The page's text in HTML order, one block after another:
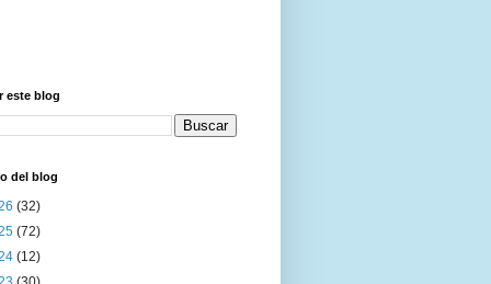
este blog
del blog
(32)
(72)
(12)